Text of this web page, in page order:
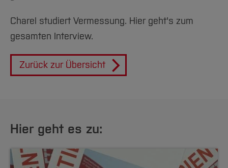
Charel studiert Vermessung. Hier geht's zum
gesamten Interview.
Zurück zur Übersicht
Hier geht es zu: